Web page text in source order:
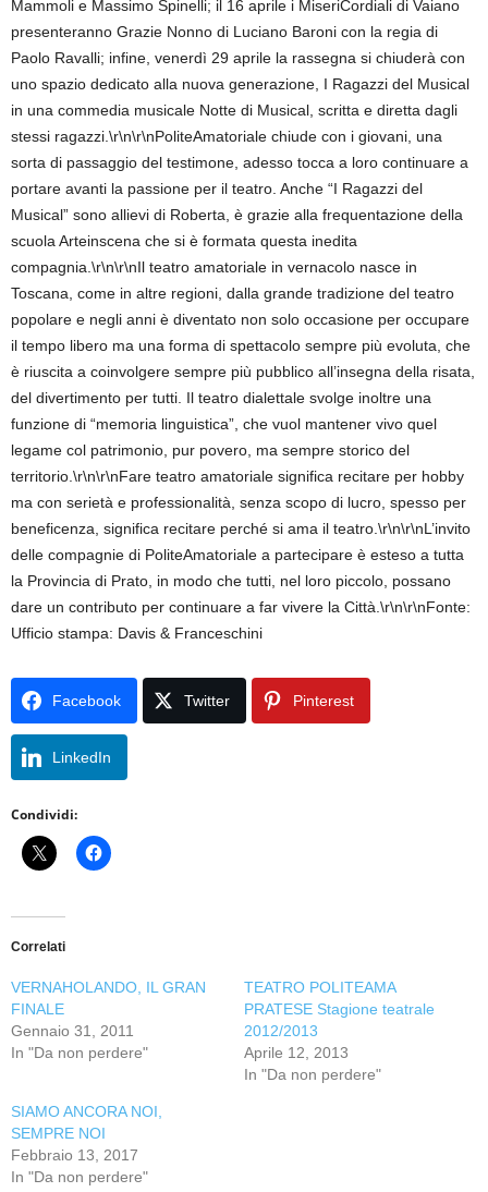
Mammoli e Massimo Spinelli; il 16 aprile i MiseriCordiali di Vaiano
presenteranno Grazie Nonno di Luciano Baroni con la regia di
Paolo Ravalli; infine, venerdì 29 aprile la rassegna si chiuderà con
uno spazio dedicato alla nuova generazione, I Ragazzi del Musical
in una commedia musicale Notte di Musical, scritta e diretta dagli
stessi ragazzi.\r\n\r\nPoliteAmatoriale chiude con i giovani, una
sorta di passaggio del testimone, adesso tocca a loro continuare a
portare avanti la passione per il teatro. Anche “I Ragazzi del
Musical” sono allievi di Roberta, è grazie alla frequentazione della
scuola Arteinscena che si è formata questa inedita
compagnia.\r\n\r\nIl teatro amatoriale in vernacolo nasce in
Toscana, come in altre regioni, dalla grande tradizione del teatro
popolare e negli anni è diventato non solo occasione per occupare
il tempo libero ma una forma di spettacolo sempre più evoluta, che
è riuscita a coinvolgere sempre più pubblico all’insegna della risata,
del divertimento per tutti. Il teatro dialettale svolge inoltre una
funzione di “memoria linguistica”, che vuol mantener vivo quel
legame col patrimonio, pur povero, ma sempre storico del
territorio.\r\n\r\nFare teatro amatoriale significa recitare per hobby
ma con serietà e professionalità, senza scopo di lucro, spesso per
beneficenza, significa recitare perché si ama il teatro.\r\n\r\nL’invito
delle compagnie di PoliteAmatoriale a partecipare è esteso a tutta
la Provincia di Prato, in modo che tutti, nel loro piccolo, possano
dare un contributo per continuare a far vivere la Città.\r\n\r\nFonte:
Ufficio stampa: Davis & Franceschini
Facebook Twitter Pinterest
LinkedIn
Condividi:
Correlati
VERNAHOLANDO, IL GRAN
FINALE
Gennaio 31, 2011
In "Da non perdere"
TEATRO POLITEAMA
PRATESE Stagione teatrale
2012/2013
Aprile 12, 2013
In "Da non perdere"
SIAMO ANCORA NOI,
SEMPRE NOI
Febbraio 13, 2017
In "Da non perdere"